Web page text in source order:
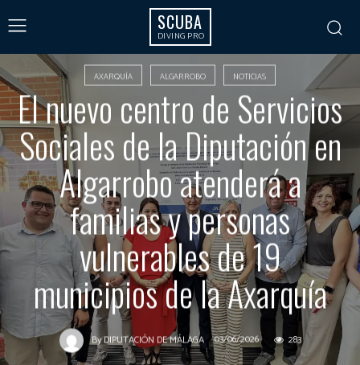
SCUBA
DIVING PRO
AXARQUÍA ALGARROBO NOTICIAS
El nuevo centro de Servicios
Sociales de la Diputación en
Algarrobo atenderá a
familias y personas
vulnerables de 19
municipios de la Axarquía
ByDIPUTACIÓN DE MÁLAGA 03/06/2026 283